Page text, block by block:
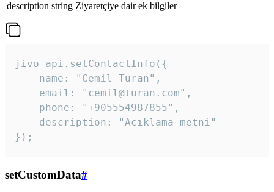
description string Ziyaretçiye dair ek bilgiler
jivo_api.setContactInfo({
    name: "Cemil Turan",
    email: "cemil@turan.com",
    phone: "+905554987855",
    description: "Açıklama metni"
});
setCustomData#